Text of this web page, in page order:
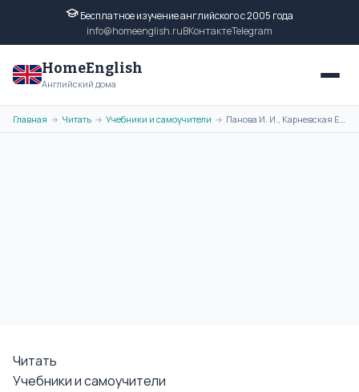
Бесплатное изучение английского с 2005 года
info@homeenglish.ruВКонтактеTelegram
HomeEnglish
Английский дома
Главная → Читать → Учебники и самоучители → Панова И. И., Карневская Е. Б., Мисуно Е. А. Тесты по грамматике
Читать
Учебники и самоучители